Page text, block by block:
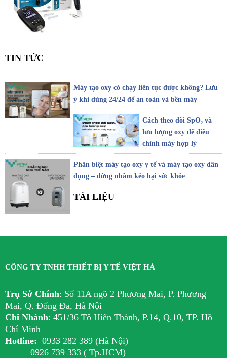
TIN TỨC
Máy tạo oxy có chạy liên tục được không? Lưu
ý khi dùng 24/24 để an toàn và bền máy
Cách theo dõi SpO₂ và
lưu lượng oxy để điều
chỉnh máy hợp lý
Phân biệt máy tạo oxy y tế và máy tạo oxy dân
dụng – đừng nhầm kẻo hại sức khỏe
TÀI LIỆU
CÔNG TY TNHH THIẾT BỊ Y TẾ VIỆT HÀ
Trụ Sở Chính: Số 11A ngõ 2 Phương Mai, P. Phương
Mai, Q. Đống Đa, Hà Nội
Chi Nhánh: 451/36 Tô Hiến Thành, P.14, Q.10, TP. Hồ
Chí Minh
Hotline: 0933 282 389 (Hà Nội)
0926 739 333 ( Tp.HCM)